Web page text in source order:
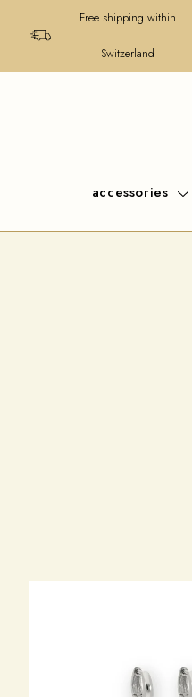
Free shipping within
Switzerland
accessories